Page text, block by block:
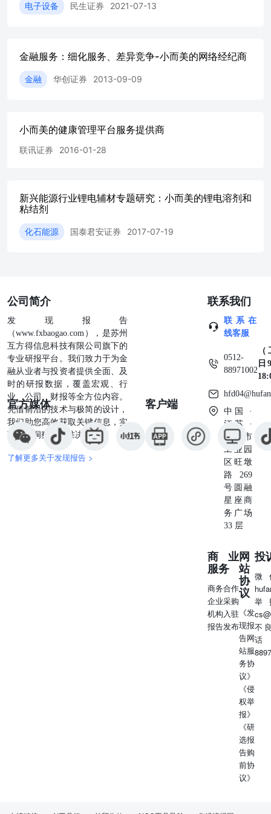
电子设备 民生证券 2021-07-13
金融服务：细化服务、差异竞争-小而美的网络经纪商
金融 华创证券 2013-09-09
小而美的健康管理平台服务提供商
联讯证券 2016-01-28
新兴能源行业锂电辅材专题研究：小而美的锂电溶剂和
粘结剂
化石能源 国泰君安证券 2017-07-19
公司简介
发现报告
（www.fxbaogao.com），是苏州
互方得信息科技有限公司旗下的
专业研报平台。我们致力于为金
融从业者与投资者提供全面、及
时的研报数据，覆盖宏观、行
业、公司、财报等全方位内容。
凭借前沿的技术与极简的设计，
我们助您高效获取关键信息，实
现深度洞察与精准决策。
了解更多关于发现报告 >
官方媒体 客户端
联系我们
联系在
线客服
0512-
88971002
日
中国 ·
江苏 ·
苏州市
工业园
区旺墩
路269
号圆融
星座商
务广场
33 层
商业
服务
商务合作
企业采购
机构入驻
报告发布
网
站
协
议
《发
现报
告网
站服
务协
议》
《侵
权举
报》
《研
选报
告购
前协
议》
投
微
举
不